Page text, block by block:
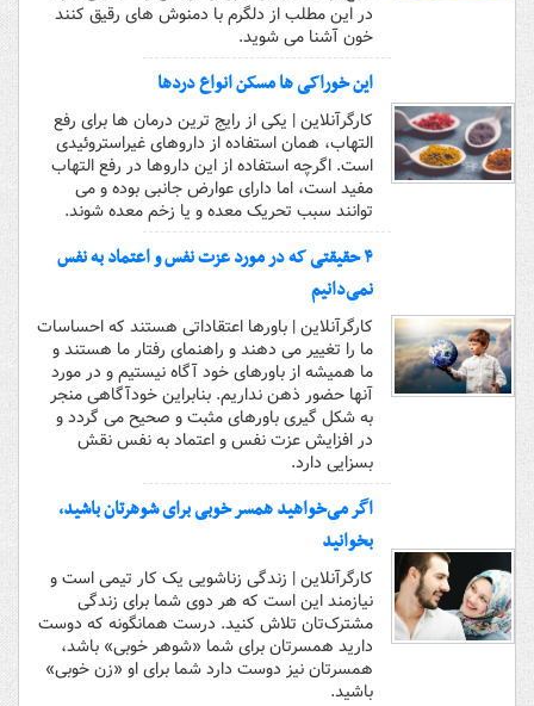
در این مطلب از دلگرم با دمنوش های رقیق کنند
خون آشنا می شوید.
این خوراکی ها مسکن انواع دردها
کارگرآنلاین | یکی از رایج ‌ترین درمان‌ ها برای رفع
التهاب، همان استفاده از داروهای غیراستروئیدی
است. اگرچه استفاده از این داروها در رفع التهاب
مفید است، اما دارای عوارض جانبی بوده و می
‌توانند سبب تحریک معده و یا زخم معده شوند.
۴ حقیقتی که در مورد عزت نفس و اعتماد به نفس
نمی‌دانیم
کارگرآنلاین | باورها اعتقاداتی هستند که احساسات
ما را تغییر می دهند و راهنمای رفتار ما هستند و
ما همیشه از باورهای خود آگاه نیستیم و در مورد
آنها حضور ذهن نداریم. بنابراین خودآگاهی منجر
به شکل گیری باورهای مثبت و صحیح می گردد و
در افزایش عزت نفس و اعتماد به نفس نقش
بسزایی دارد.
اگر می‌خواهید همسر خوبی برای شوهرتان باشید،
بخوانید
کارگرآنلاین | زندگی زناشویی یک کار تیمی است و
نیازمند این است که هر دوی شما برای زندگی
مشترک‌تان تلاش کنید. درست همانگونه که دوست
دارید همسرتان برای شما «شوهر خوبی» باشد،
همسرتان نیز دوست دارد شما برای او «زن خوبی»
باشید.